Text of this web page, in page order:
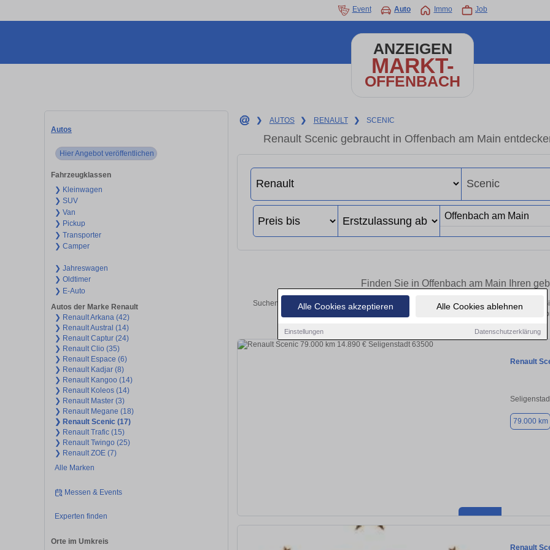
Alle Cookies akzeptieren Alle Cookies ablehnen
Einstellungen Datenschutzerklärung
Event Auto Immo Job
ANZEIGEN
MARKT-
OFFENBACH
Autos
Hier Angebot veröffentlichen
Fahrzeugklassen
❯ Kleinwagen
❯ SUV
❯ Van
❯ Pickup
❯ Transporter
❯ Camper
❯ Jahreswagen
❯ Oldtimer
❯ E-Auto
Autos der Marke Renault
❯ Renault Arkana (42)
❯ Renault Austral (14)
❯ Renault Captur (24)
❯ Renault Clio (35)
❯ Renault Espace (6)
❯ Renault Kadjar (8)
❯ Renault Kangoo (14)
❯ Renault Koleos (14)
❯ Renault Master (3)
❯ Renault Megane (18)
❯ Renault Scenic (17)
❯ Renault Trafic (15)
❯ Renault Twingo (25)
❯ Renault ZOE (7)
Alle Marken
Messen & Events
Experten finden
Orte im Umkreis
❯ AUTOS ❯ RENAULT ❯ SCENIC
Renault Scenic gebraucht in Offenbach am Main
Finden Sie in Offenbach am Main Ihren
Suchen Sie in Offenbach am Main einen Renault Scenic Gebrauchtwagen? Entdecken
und Preisklassen von privat und
Renault
79.000 km
Renault